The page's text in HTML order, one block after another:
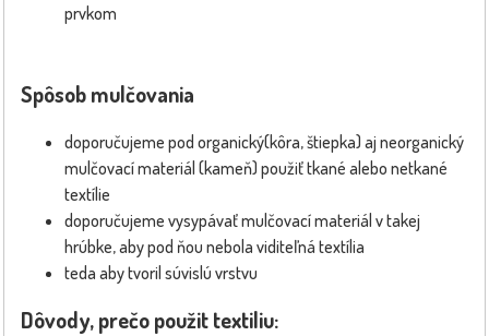
prvkom
Spôsob mulčovania
doporučujeme pod organický(kôra, štiepka) aj neorganický
mulčovací materiál (kameň) použiť tkané alebo netkané
textílie
doporučujeme vysypávať mulčovací materiál v takej
hrúbke, aby pod ňou nebola viditeľná textília
teda aby tvoril súvislú vrstvu
Dôvody, prečo použit textiliu: